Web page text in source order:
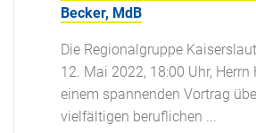
Becker, MdB
Die Regionalgruppe
12. Mai 2022, 18:00 Uhr, Herrn
einem spannenden Vortrag
vielfältigen beruflichen ...